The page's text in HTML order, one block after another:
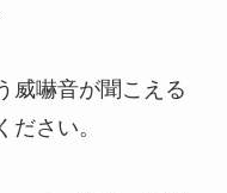
威嚇音が聞こえる
さい。